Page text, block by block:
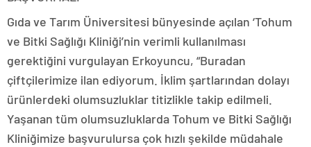
Gıda ve Tarım Üniversitesi bünyesinde açılan ‘Tohum
ve Bitki Sağlığı Kliniği’nin verimli kullanılması
gerektiğini vurgulayan Erkoyuncu, “Buradan
çiftçilerimize ilan ediyorum. İklim şartlarından dolayı
ürünlerdeki olumsuzluklar titizlikle takip edilmeli.
Yaşanan tüm olumsuzluklarda Tohum ve Bitki Sağlığı
Kliniğimize başvurulursa çok hızlı şekilde müdahale